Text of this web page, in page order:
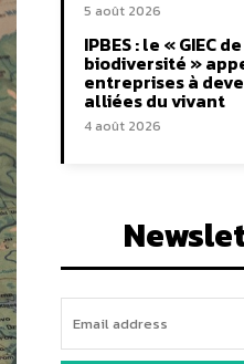
5 août 2026
IPBES : le « GIEC
biodiversité »
entreprises à
alliées du vivant
4 août 2026